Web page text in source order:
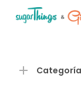
Búsqueda